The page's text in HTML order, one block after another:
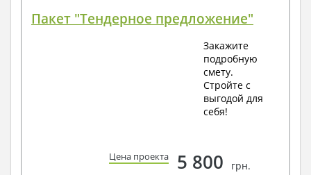
Пакет "Тендерное предложение"
Закажите
подробную
смету.
Стройте с
выгодой для
себя!
Цена проекта 5 800 грн.